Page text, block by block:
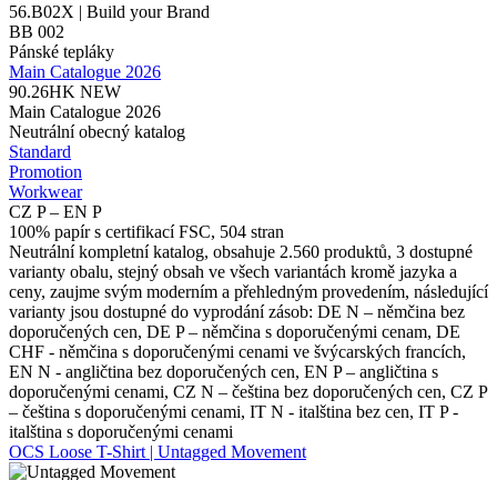
56.B02X | Build your Brand
BB 002
Pánské tepláky
Main Catalogue 2026
90.26HK NEW
Main Catalogue 2026
Neutrální obecný katalog
Standard
Promotion
Workwear
CZ P – EN P
100% papír s certifikací FSC, 504 stran
Neutrální kompletní katalog, obsahuje 2.560 produktů, 3 dostupné
varianty obalu, stejný obsah ve všech variantách kromě jazyka a
ceny, zaujme svým moderním a přehledným provedením, následující
varianty jsou dostupné do vyprodání zásob: DE N – němčina bez
doporučených cen, DE P – němčina s doporučenými cenam, DE
CHF - němčina s doporučenými cenami ve švýcarských francích,
EN N - angličtina bez doporučených cen, EN P – angličtina s
doporučenými cenami, CZ N – čeština bez doporučených cen, CZ P
– čeština s doporučenými cenami, IT N - italština bez cen, IT P -
italština s doporučenými cenami
OCS Loose T-Shirt | Untagged Movement